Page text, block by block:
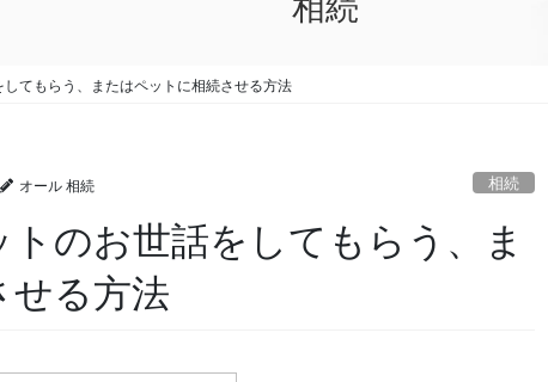
てもらう、またはペットに相続させる方法
オール 相続 相続
のお世話をしてもらう、ま
せる方法